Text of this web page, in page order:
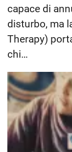
capace di
disturbo, ma
Therapy)
chi…